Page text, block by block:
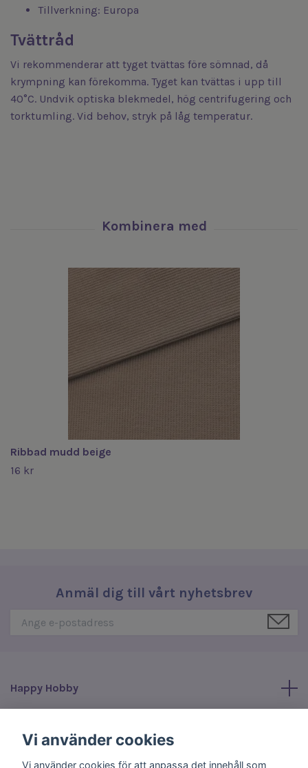
Tillverkning: Europa
Tvättråd
Vi rekommenderar att tyget tvättas före sömnad, då
krympning kan förekomma. Tyget kan tvättas i upp till
40°C. Undvik optiska blekmedel, hög centrifugering och
torktumling. Vid behov, stryk på låg temperatur.
Ribbad mudd beige
16 kr
Anmäl dig till vårt nyhetsbrev
Happy Hobby
Vi använder cookies
Vi använder cookies för att anpassa det innehåll som